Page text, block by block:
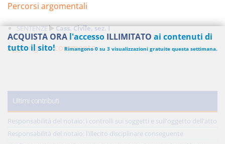
Percorsi argomentali
SENTENZE Cass. Civile, sez. I
Aggiungi un commento
Ultimi contributi
Responsabilità del notaio: i controlli sui soggetti e sull'oggetto dell'atto
Responsabilità del notaio: l'illecito disciplinare conseguente
ACQUISTA ORA l'accesso ILLIMITATO ai contenuti di
tutto il sito!
Rimangono 0 su 3 visualizzazioni gratuite questa settimana.
450,00 €ANNUALI
Acquista ora